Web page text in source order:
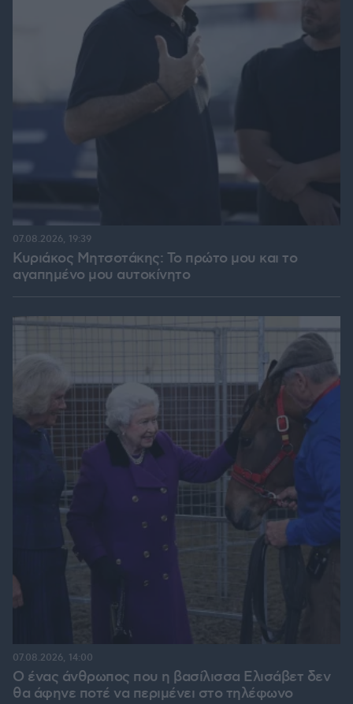
Κυριάκος Μητσοτάκης: Το πρώτο μου και το
αγαπημένο μου αυτοκίνητο
07.08.2026, 19:39
Ο ένας άνθρωπος που η βασίλισσα Ελισάβετ δεν
θα άφηνε ποτέ να περιμένει στο τηλέφωνο
07.08.2026, 14:00